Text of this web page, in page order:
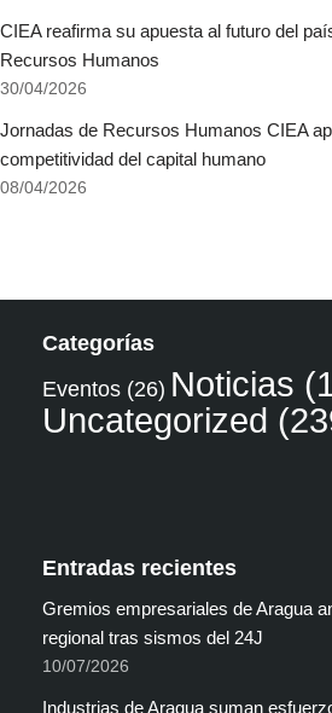
CIEA reafirma su apuesta al futuro del
Recursos Humanos
30/04/2026
Jornadas de Recursos Humanos CIEA
competitividad del capital humano
08/04/2026
Categorías
Eventos (26) Noticias
Uncategorized
Entradas recientes
Gremios empresariales de Aragua
regional tras sismos del 24J
10/07/2026
Industrias de Aragua suman